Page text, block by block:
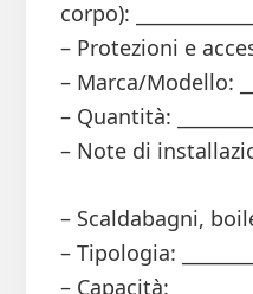
corpo): _____________
– Protezioni e
– Marca/Modello:
– Quantità:
– Note di
– Scaldabagni,
– Tipologia:
– Capacità: